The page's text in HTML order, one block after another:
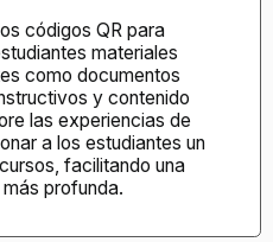
códigos QR para
materiales
como documentos
y contenido
las experiencias de
a los estudiantes un
facilitando una
profunda.